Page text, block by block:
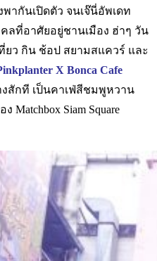
ากันเปิดตัว จนเจ๊นี่อัพเดท
ลที่อาศัยอยู่ชานเมือง ฮ่าๆ วัน
ยว กิน ช้อป สยามสแควร์ และ
X Bonca Cafe
งสักที เป็นคาเฟ่สีชมพูหวาน
Siam Square